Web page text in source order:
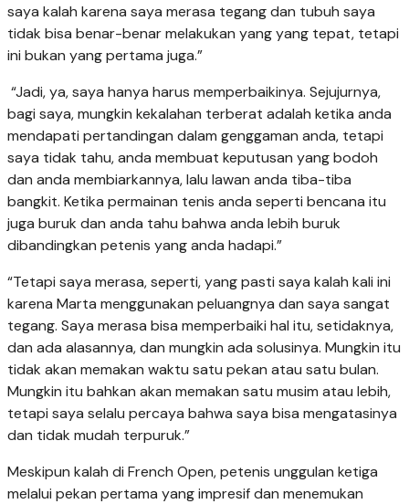
saya kalah karena saya merasa tegang dan tubuh saya
tidak bisa benar-benar melakukan yang yang tepat, tetapi
ini bukan yang pertama juga.”
“Jadi, ya, saya hanya harus memperbaikinya. Sejujurnya,
bagi saya, mungkin kekalahan terberat adalah ketika anda
mendapati pertandingan dalam genggaman anda, tetapi
saya tidak tahu, anda membuat keputusan yang bodoh
dan anda membiarkannya, lalu lawan anda tiba-tiba
bangkit. Ketika permainan tenis anda seperti bencana itu
juga buruk dan anda tahu bahwa anda lebih buruk
dibandingkan petenis yang anda hadapi.”
“Tetapi saya merasa, seperti, yang pasti saya kalah kali ini
karena Marta menggunakan peluangnya dan saya sangat
tegang. Saya merasa bisa memperbaiki hal itu, setidaknya,
dan ada alasannya, dan mungkin ada solusinya. Mungkin itu
tidak akan memakan waktu satu pekan atau satu bulan.
Mungkin itu bahkan akan memakan satu musim atau lebih,
tetapi saya selalu percaya bahwa saya bisa mengatasinya
dan tidak mudah terpuruk.”
Meskipun kalah di French Open, petenis unggulan ketiga
melalui pekan pertama yang impresif dan menemukan